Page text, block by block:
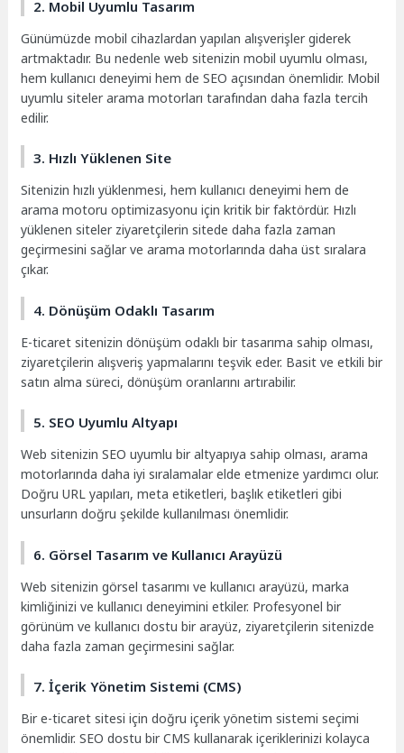
2. Mobil Uyumlu Tasarım
Günümüzde mobil cihazlardan yapılan alışverişler giderek
artmaktadır. Bu nedenle web sitenizin mobil uyumlu olması,
hem kullanıcı deneyimi hem de SEO açısından önemlidir. Mobil
uyumlu siteler arama motorları tarafından daha fazla tercih
edilir.
3. Hızlı Yüklenen Site
Sitenizin hızlı yüklenmesi, hem kullanıcı deneyimi hem de
arama motoru optimizasyonu için kritik bir faktördür. Hızlı
yüklenen siteler ziyaretçilerin sitede daha fazla zaman
geçirmesini sağlar ve arama motorlarında daha üst sıralara
çıkar.
4. Dönüşüm Odaklı Tasarım
E-ticaret sitenizin dönüşüm odaklı bir tasarıma sahip olması,
ziyaretçilerin alışveriş yapmalarını teşvik eder. Basit ve etkili bir
satın alma süreci, dönüşüm oranlarını artırabilir.
5. SEO Uyumlu Altyapı
Web sitenizin SEO uyumlu bir altyapıya sahip olması, arama
motorlarında daha iyi sıralamalar elde etmenize yardımcı olur.
Doğru URL yapıları, meta etiketleri, başlık etiketleri gibi
unsurların doğru şekilde kullanılması önemlidir.
6. Görsel Tasarım ve Kullanıcı Arayüzü
Web sitenizin görsel tasarımı ve kullanıcı arayüzü, marka
kimliğinizi ve kullanıcı deneyimini etkiler. Profesyonel bir
görünüm ve kullanıcı dostu bir arayüz, ziyaretçilerin sitenizde
daha fazla zaman geçirmesini sağlar.
7. İçerik Yönetim Sistemi (CMS)
Bir e-ticaret sitesi için doğru içerik yönetim sistemi seçimi
önemlidir. SEO dostu bir CMS kullanarak içeriklerinizi kolayca